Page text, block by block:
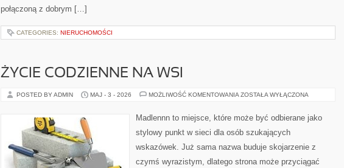
połączoną z dobrym […]
CATEGORIES: NIERUCHOMOŚCI
ŻYCIE CODZIENNE NA WSI
POSTED BY ADMIN MAJ - 3 - 2026 MOŻLIWOŚĆ KOMENTOWANIA ŻYCIE
WSI
ZOSTAŁA WYŁĄCZONA
Madlennn to miejsce, które może być odbierane jako
stylowy punkt w sieci dla osób szukających
wskazówek. Już sama nazwa buduje skojarzenie z
czymś wyrazistym, dlatego strona może przyciągać